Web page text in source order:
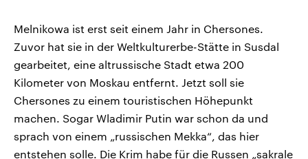
Melnikowa ist erst seit einem Jahr in Chersones.
Zuvor hat sie in der Weltkulturerbe-Stätte in Susdal
gearbeitet, eine altrussische Stadt etwa 200
Kilometer von Moskau entfernt. Jetzt soll sie
Chersones zu einem touristischen Höhepunkt
machen. Sogar Wladimir Putin war schon da und
sprach von einem „russischen Mekka“, das hier
entstehen solle. Die Krim habe für die Russen „sakrale